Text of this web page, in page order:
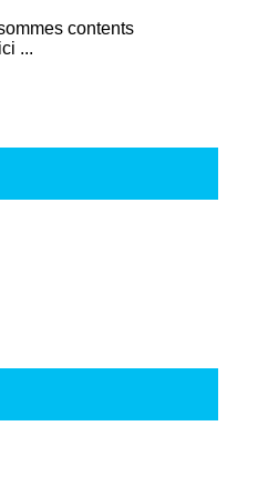
contents
...